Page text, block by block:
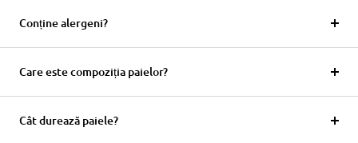
Conține alergeni?
Care este compoziția paielor?
Cât durează paiele?